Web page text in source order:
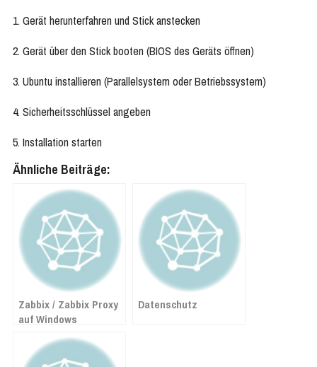
1. Gerät herunterfahren und Stick anstecken
2. Gerät über den Stick booten (BIOS des Geräts öffnen)
3. Ubuntu installieren (Parallelsystem oder Betriebssystem)
4. Sicherheitsschlüssel angeben
5. Installation starten
Ähnliche Beiträge:
Zabbix / Zabbix Proxy
auf Windows
installieren
Datenschutz